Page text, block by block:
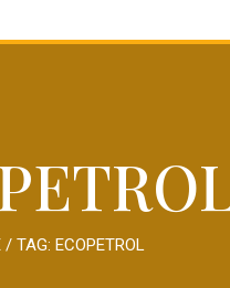
/ TAG: ECOPETROL